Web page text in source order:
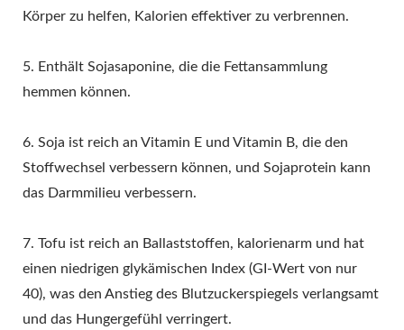
Körper zu helfen, Kalorien effektiver zu verbrennen.
5. Enthält Sojasaponine, die die Fettansammlung
hemmen können.
6. Soja ist reich an Vitamin E und Vitamin B, die den
Stoffwechsel verbessern können, und Sojaprotein kann
das Darmmilieu verbessern.
7. Tofu ist reich an Ballaststoffen, kalorienarm und hat
einen niedrigen glykämischen Index (GI-Wert von nur
40), was den Anstieg des Blutzuckerspiegels verlangsamt
und das Hungergefühl verringert.